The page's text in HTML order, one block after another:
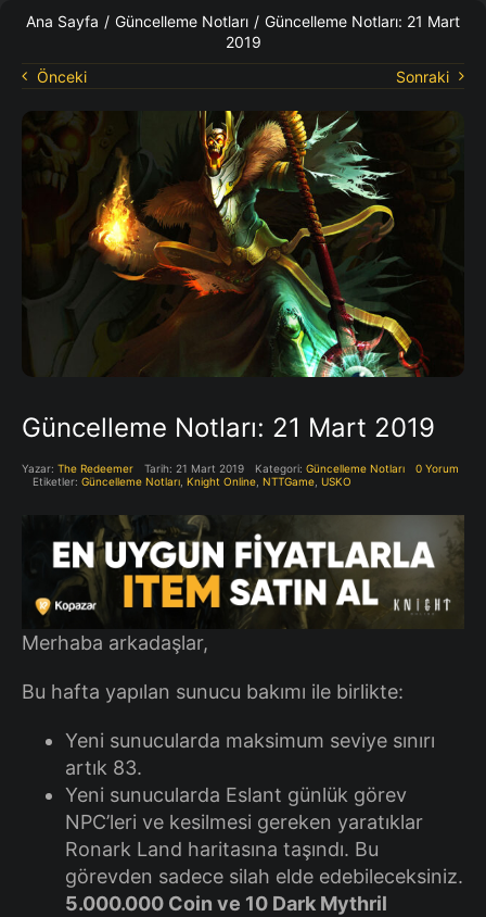
KO Rehberleri
Ana Sayfa / Güncelleme Notları / Güncelleme Notları: 21 Mart
2019
Önceki
Sonraki
Güncelleme Notları: 21 Mart 2019
Yazar: The Redeemer Tarih: 21 Mart 2019 Kategori: Güncelleme Notları
0 Yorum
Etiketler: Güncelleme Notları Knight Online NTTGame USKO
Merhaba arkadaşlar,
Bu hafta yapılan sunucu bakımı ile birlikte:
Yeni sunucularda maksimum seviye sınırı
artık 83.
Yeni sunucularda Eslant günlük görev
NPC’leri ve kesilmesi gereken yaratıklar
Ronark Land haritasına taşındı. Bu
görevden sadece silah elde edebileceksiniz.
5.000.000 Coin ve 10 Dark Mythril